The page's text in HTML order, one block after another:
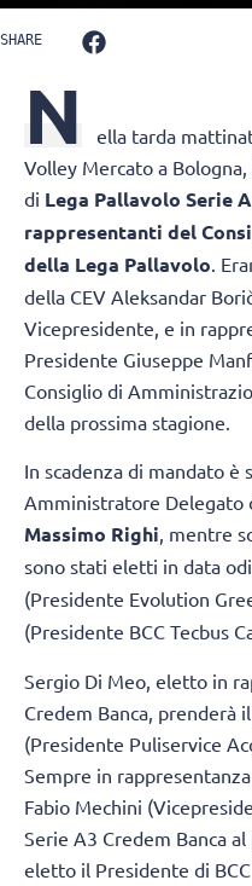
SHARE
N
ella tarda
Volley Mercato a
di Lega Pallavolo Serie A
rappresentanti del
della Lega Pallavolo.
della CEV Aleksandar
Vicepresidente, e in
Presidente Giuseppe
Consiglio di
della prossima stagione.
In scadenza di mandato
Amministratore Delegato
Massimo Righi, mentre
sono stati eletti in data
(Presidente Evolution
(Presidente BCC Tecbus
Sergio Di Meo, eletto in
Credem Banca, prenderà
(Presidente Puliservice
Sempre in
Fabio Mechini
Serie A3 Credem Banca
eletto il Presidente di